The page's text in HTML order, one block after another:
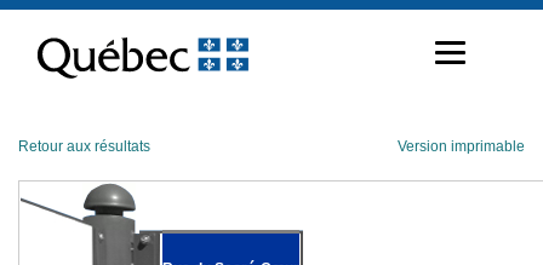
contenu
Retour aux résultats Version imprimable